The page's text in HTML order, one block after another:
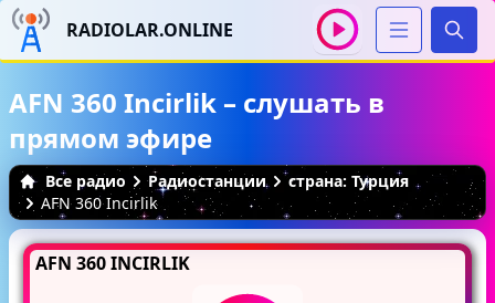
RADIOLAR.ONLINE
AFN 360 Incirlik – слушать в
прямом эфире
Все радио Радиостанции
страна: Турция
AFN 360 Incirlik
AFN 360 INCIRLIK